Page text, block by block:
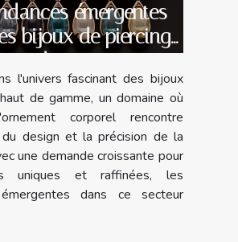
émergentes
bijoux de piercing
de gamme
l'univers fascinant des bijoux
de gamme, un domaine où
corporel rencontre
du design et la précision de la
une demande croissante pour
uniques et raffinées, les
dans ce secteur